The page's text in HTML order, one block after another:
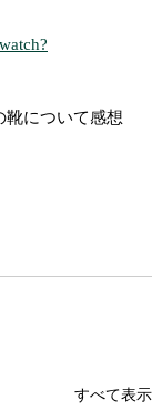
靴について感想
すべて表示